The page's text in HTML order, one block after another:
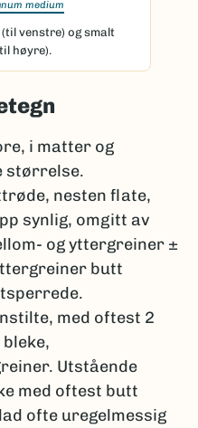
medium
venstre) og smalt
høyre).
i matter og
størrelse.
nesten flate,
synlig, omgitt av
og yttergreiner ±
butt
med oftest 2
Utstående
med oftest butt
ofte uregelmessig